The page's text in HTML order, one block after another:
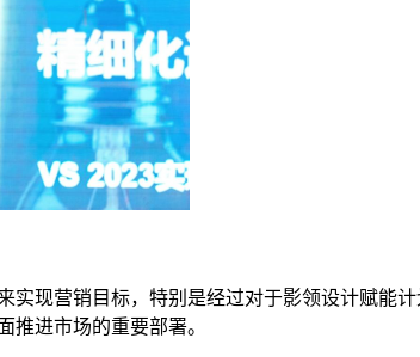
现营销目标，特别是经过对于影领设计赋能计
进市场的重要部署。